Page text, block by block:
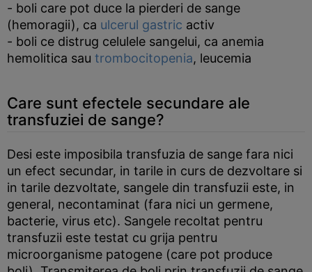
- boli care pot duce la pierderi de sange
(hemoragii), ca ulcerul gastric activ
- boli ce distrug celulele sangelui, ca anemia
hemolitica sau trombocitopenia, leucemia
Care sunt efectele secundare ale
transfuziei de sange?
Desi este imposibila transfuzia de sange fara nici
un efect secundar, in tarile in curs de dezvoltare si
in tarile dezvoltate, sangele din transfuzii este, in
general, necontaminat (fara nici un germene,
bacterie, virus etc). Sangele recoltat pentru
transfuzii este testat cu grija pentru
microorganisme patogene (care pot produce